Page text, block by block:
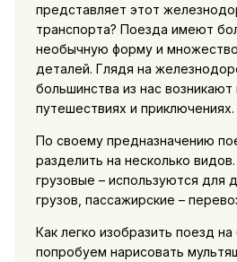
представляет этот
транспорта? Поезда имеют
необычную форму и
деталей. Глядя на
большинства из нас
путешествиях и приключениях.
По своему предназначению
разделить на несколько
грузовые – используются для
грузов, пассажирские –
Как легко изобразить поезд
попробуем нарисовать